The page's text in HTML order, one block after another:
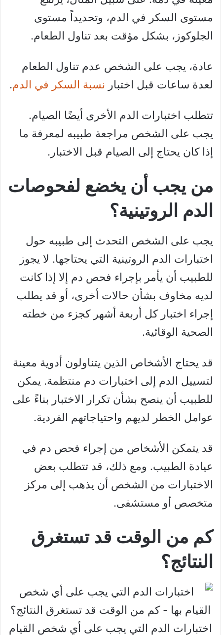
مستوى السكر في الدم، وتحديداً مستوى
الجلوكوز، بشكل مؤقت بعد تناول الطعام.
عادة، يجب على الشخص عدم تناول الطعام
لعدة ساعات قبل اختبار نسبة السكر في الدم.
تتطلب اختبارات الدم الأخرى أيضًا الصيام.
يجب على الشخص مراجعة طبيبه لمعرفة ما
إذا كان يحتاج إلى الصيام قبل الاختبار.
من يجب أن يخضع لفحوصات
الدم الروتينية؟
يجب على الشخص التحدث إلى طبيبه حول
اختبارات الدم الروتينية التي يحتاجها. لا يجوز
للطبيب أن يأمر بإجراء فحص دم إلا إذا كانت
لديه مخاوف بشأن حالات أخرى، أو قد يطلب
إجراء اختبار كل أربعة أشهر كجزء من خطته
الصحية الوقائية.
قد يحتاج الأشخاص الذين يتناولون أدوية معينة
لتسييل الدم إلى اختبارات دم منتظمة. يمكن
للطبيب أن ينصح بشأن تكرار الاختبار بناءً على
عوامل الخطر لديهم واحتياجاتهم الفردية.
قد يتمكن الأشخاص من إجراء فحص دم في
عيادة الطبيب. ومع ذلك، قد تتطلب بعض
الاختبارات من الشخص أن يذهب إلى مركز
متخصص أو مستشفى.
كم من الوقت قد تستغرق
النتائج؟
اختبارات الدم التي يجب على أي شخص القيام